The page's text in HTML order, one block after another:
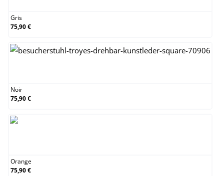
Gris
75,90 €
Noir
75,90 €
Orange
75,90 €